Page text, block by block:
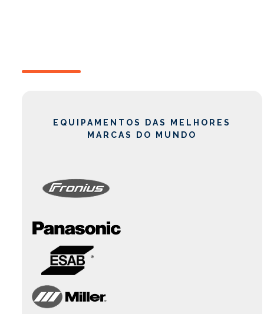
EQUIPAMENTOS DAS MELHORES
MARCAS DO MUNDO